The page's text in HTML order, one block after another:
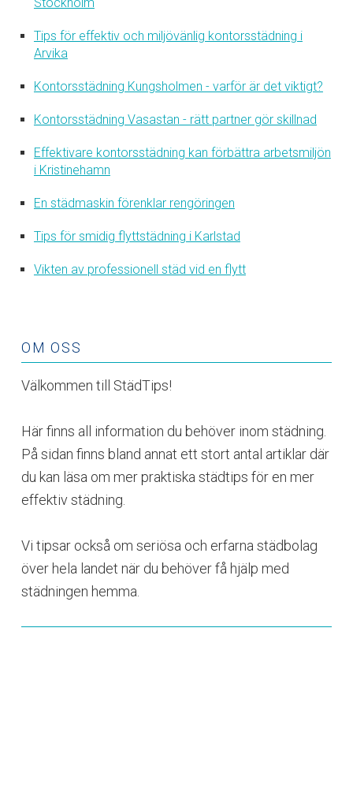
Tips för effektiv och miljövänlig kontorsstädning i
Arvika
Kontorsstädning Kungsholmen - varför är det viktigt?
Kontorsstädning Vasastan - rätt partner gör skillnad
Effektivare kontorsstädning kan förbättra arbetsmiljön
i Kristinehamn
En städmaskin förenklar rengöringen
Tips för smidig flyttstädning i Karlstad
Vikten av professionell städ vid en flytt
OM OSS
Välkommen till StädTips!
Här finns all information du behöver inom städning.
På sidan finns bland annat ett stort antal artiklar där
du kan läsa om mer praktiska städtips för en mer
effektiv städning.
Vi tipsar också om seriösa och erfarna städbolag
över hela landet när du behöver få hjälp med
städningen hemma.